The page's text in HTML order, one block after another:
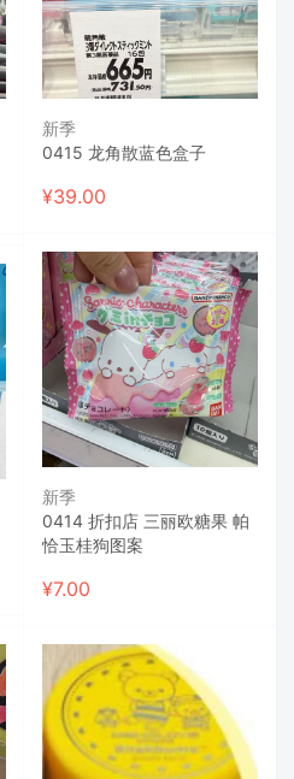
新季
0415 龙角散蓝色盒子
¥39.00
新季
0414 折扣店 三丽欧糖果 帕
恰玉桂狗图案
¥7.00